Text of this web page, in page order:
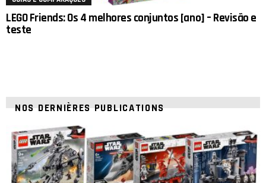
LEGO Friends: Os 4 melhores conjuntos [ano] – Revisão e
teste
NOS DERNIÈRES PUBLICATIONS